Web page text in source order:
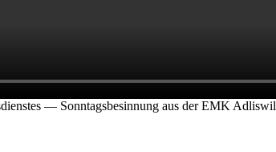
— Son­ntags­besin­nung aus der EMK Adliswil